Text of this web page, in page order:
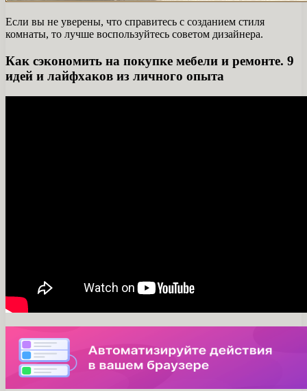
Если вы не уверены, что справитесь с созданием стиля
комнаты, то лучше воспользуйтесь советом дизайнера.
Как сэкономить на покупке мебели и ремонте. 9
идей и лайфхаков из личного опыта